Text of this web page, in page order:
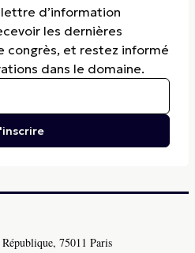
d’information
les dernières
congrès, et restez informé
dans le domaine.
75011 Paris